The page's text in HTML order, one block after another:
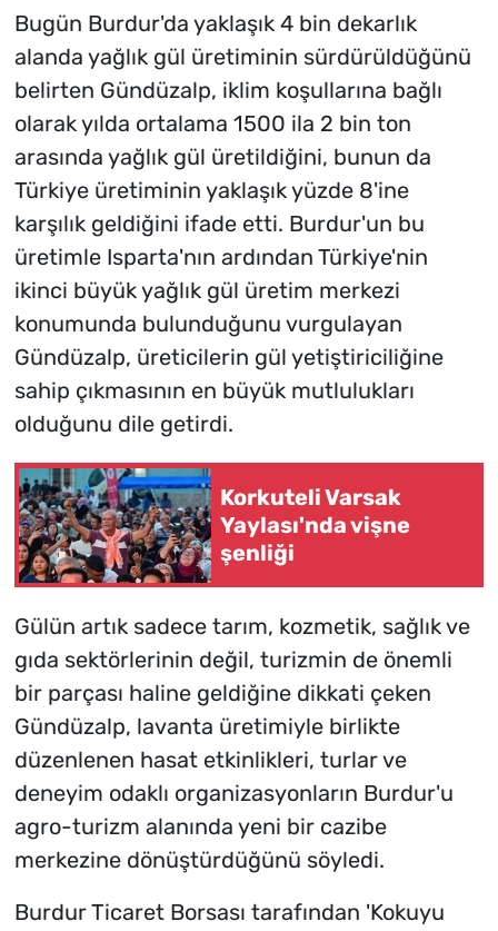
Bugün Burdur'da yaklaşık 4 bin dekarlık
alanda yağlık gül üretiminin sürdürüldüğünü
belirten Gündüzalp, iklim koşullarına bağlı
olarak yılda ortalama 1500 ila 2 bin ton
arasında yağlık gül üretildiğini, bunun da
Türkiye üretiminin yaklaşık yüzde 8'ine
karşılık geldiğini ifade etti. Burdur'un bu
üretimle Isparta'nın ardından Türkiye'nin
ikinci büyük yağlık gül üretim merkezi
konumunda bulunduğunu vurgulayan
Gündüzalp, üreticilerin gül yetiştiriciliğine
sahip çıkmasının en büyük mutlulukları
olduğunu dile getirdi.
Korkuteli Varsak
Yaylası'nda vişne
şenliği
Gülün artık sadece tarım, kozmetik, sağlık ve
gıda sektörlerinin değil, turizmin de önemli
bir parçası haline geldiğine dikkati çeken
Gündüzalp, lavanta üretimiyle birlikte
düzenlenen hasat etkinlikleri, turlar ve
deneyim odaklı organizasyonların Burdur'u
agro-turizm alanında yeni bir cazibe
merkezine dönüştürdüğünü söyledi.
Burdur Ticaret Borsası tarafından 'Kokuyu